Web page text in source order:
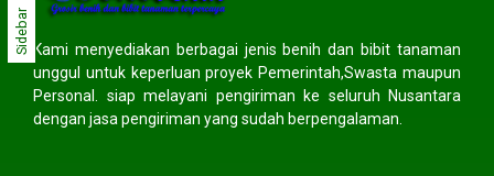
Sidebar Kami menyediakan berbagai jenis benih dan bibit tanaman
unggul untuk keperluan proyek Pemerintah,Swasta maupun
Personal. siap melayani pengiriman ke seluruh Nusantara
dengan jasa pengiriman yang sudah berpengalaman.